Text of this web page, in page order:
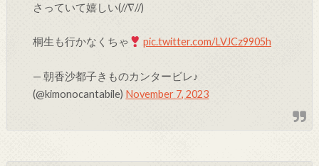
さっていて嬉しい(//∇//)
桐生も行かなくちゃ pic.twitter.com/LVJCz9905h
— 朝香沙都子きものカンタービレ♪
(@kimonocantabile) November 7, 2023